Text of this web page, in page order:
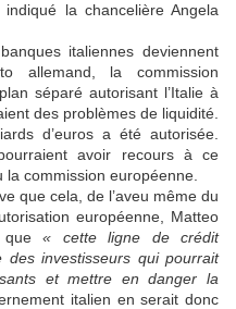
indiqué la chancelière Angela
italiennes deviennent
allemand, la commission
séparé autorisant l’Italie à
des problèmes de liquidité.
d’euros a été autorisée.
avoir recours à ce
commission européenne.
que cela, de l’aveu même du
européenne, Matteo
que « cette ligne de crédit
des investisseurs qui pourrait
et mettre en danger la
italien en serait donc